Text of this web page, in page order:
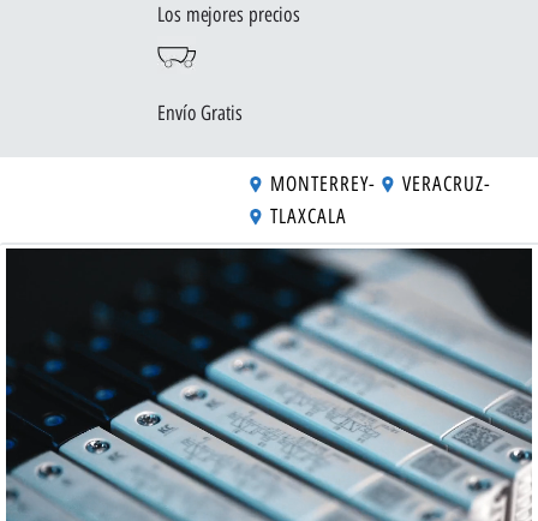
Los mejores precios
Envío Gratis
MONTERREY- VERACRUZ-
TLAXCALA
Actuadores